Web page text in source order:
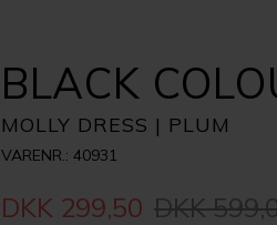
BLACK
MOLLY DRESS | PLUM
VARENR.: 40931
DKK
DKK 299,50